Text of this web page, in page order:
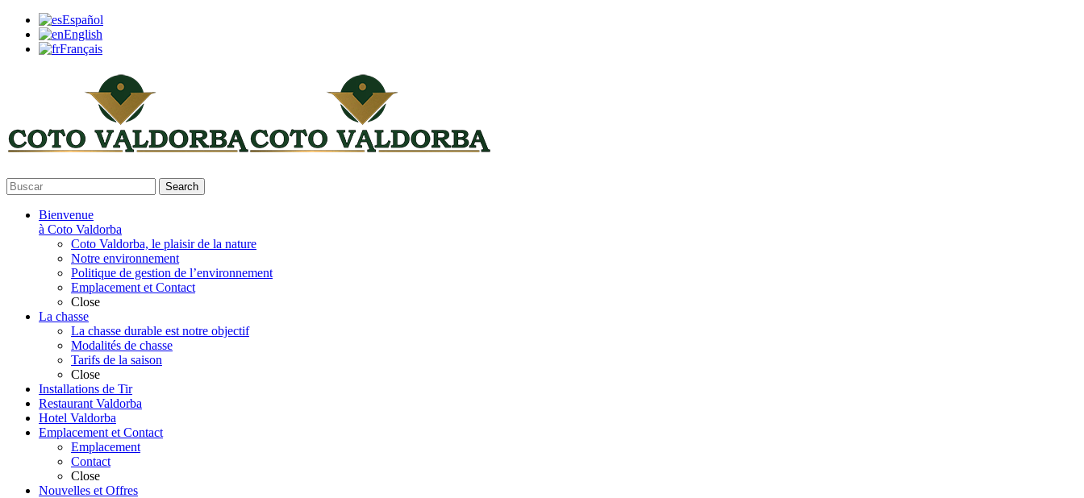
Español
English
Français
Search
Bienvenue
à Coto Valdorba
Coto Valdorba, le plaisir de la nature
Notre environnement
Politique de gestion de l’environnement
Emplacement et Contact
Close
La chasse
La chasse durable est notre objectif
Modalités de chasse
Tarifs de la saison
Close
Installations de Tir
Restaurant Valdorba
Hotel Valdorba
Emplacement et Contact
Emplacement
Contact
Close
Nouvelles et Offres